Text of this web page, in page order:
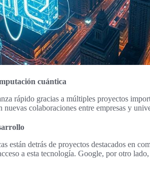
cuántica
rápido gracias a múltiples proyectos
colaboraciones entre empresas y
están detrás de proyectos destacados en
a esta tecnología. Google, por otro